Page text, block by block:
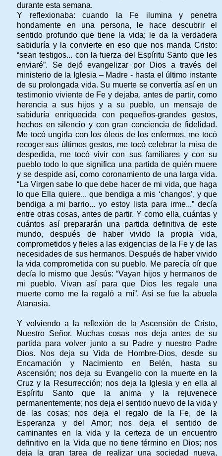
durante esta semana.
Y reflexionaba: cuando la Fe ilumina y penetra
hondamente en una persona, le hace descubrir el
sentido profundo que tiene la vida; le da la verdadera
sabiduría y la convierte en eso que nos manda Cristo:
“sean testigos... con la fuerza del Espíritu Santo que les
enviaré”. Se dejó evangelizar por Dios a través del
ministerio de la Iglesia – Madre - hasta el último instante
de su prolongada vida. Su muerte se convertía así en un
testimonio viviente de Fe y dejaba, antes de partir, como
herencia a sus hijos y a su pueblo, un mensaje de
sabiduría enriquecida con pequeños-grandes gestos,
hechos en silencio y con gran conciencia de fidelidad.
Me tocó ungirla con los óleos de los enfermos, me tocó
recoger sus últimos gestos, me tocó celebrar la misa de
despedida, me tocó vivir con sus familiares y con su
pueblo todo lo que significa una partida de quién muere
y se despide así, como coronamiento de una larga vida.
“La Virgen sabe lo que debe hacer de mi vida, que haga
lo que Ella quiere... que bendiga a mis ‘changos’, y que
bendiga a mi barrio... yo estoy lista para irme...” decía
entre otras cosas, antes de partir. Y como ella, cuántas y
cuántos así prepararán una partida definitiva de este
mundo, después de haber vivido la propia vida,
comprometidos y fieles a las exigencias de la Fe y de las
necesidades de sus hermanos. Después de haber vivido
la vida comprometida con su pueblo. Me parecía oír que
decía lo mismo que Jesús: “Vayan hijos y hermanos de
mi pueblo. Vivan así para que Dios les regale una
muerte como me la regaló a mí”. Así se fue la abuela
Atanasia.
Y volviendo a la reflexión de la Ascensión de Cristo,
Nuestro Señor. Muchas cosas nos deja antes de su
partida para volver junto a su Padre y nuestro Padre
Dios. Nos deja su Vida de Hombre-Dios, desde su
Encarnación y Nacimiento en Belén, hasta su
Ascensión; nos deja su Evangelio con la muerte en la
Cruz y la Resurrección; nos deja la Iglesia y en ella al
Espíritu Santo que la anima y la rejuvenece
permanentemente; nos deja el sentido nuevo de la vida y
de las cosas; nos deja el regalo de la Fe, de la
Esperanza y del Amor; nos deja el sentido de
caminantes en la vida y la certeza de un encuentro
definitivo en la Vida que no tiene término en Dios; nos
deja la gran tarea de realizar una sociedad nueva,